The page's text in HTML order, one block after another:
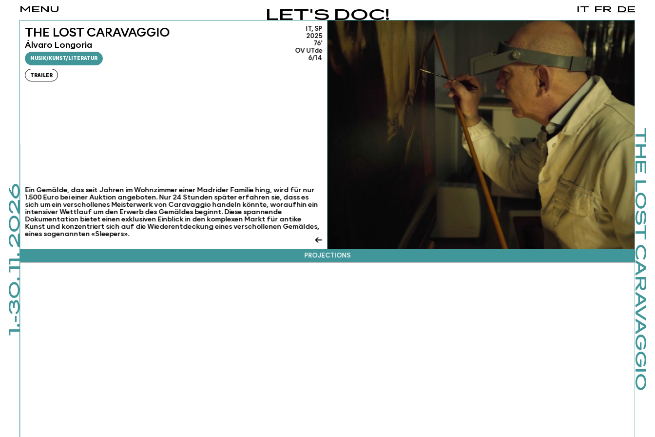
1.-30. 11. 2026 THE LOST CARAVAGGIO
DE
FR
IT
MENU LET'S DOC!
THE LOST CARAVAGGIO
Álvaro Longoria
MUSIK/KUNST/LITERATUR
TRAILER
IT, SP
2025
76'
OV UTde
6/14
Ein Gemälde, das seit Jahren im Wohnzimmer einer Madrider Familie hing, wird für nur
1.500 Euro bei einer Auktion angeboten. Nur 24 Stunden später erfahren sie, dass es
sich um ein verschollenes Meisterwerk von Caravaggio handeln könnte, woraufhin ein
intensiver Wettlauf um den Erwerb des Gemäldes beginnt. Diese spannende
Dokumentation bietet einen exklusiven Einblick in den komplexen Markt für antike
Kunst und konzentriert sich auf die Wiederentdeckung eines verschollenen Gemäldes,
eines sogenannten «Sleepers».
←
PROJECTIONS